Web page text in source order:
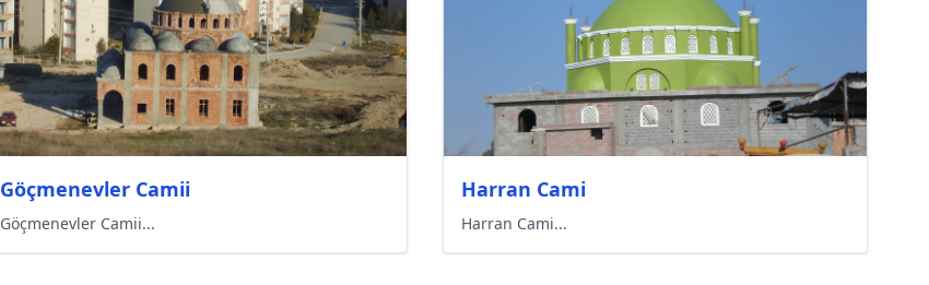
Göçmenevler Camii
Göçmenevler Camii...
Harran Cami
Harran Cami...